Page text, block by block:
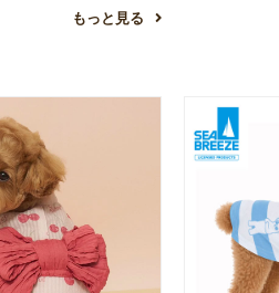
もっと見る